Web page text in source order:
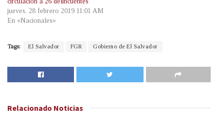
jueves, 28 febrero 2019 11:01 AM
En «Nacionales»
Tags: El Salvador FGR Gobierno de El Salvador
Relacionado Noticias